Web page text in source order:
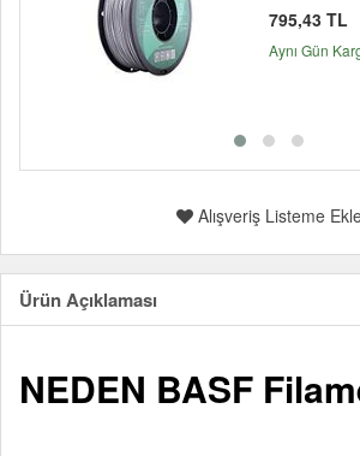
795,43 TL
Aynı Gün
Alışveriş Listeme
Ürün Açıklaması
NEDEN BASF